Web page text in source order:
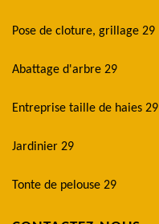
Pose de cloture, grillage 29
Abattage d'arbre 29
Entreprise taille de haies 29
Jardinier 29
Tonte de pelouse 29